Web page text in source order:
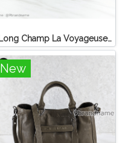
Long Champ La Voyageuse Bag Leather
New